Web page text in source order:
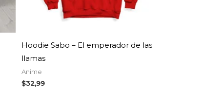
Hoodie Sabo – El emperador de las
llamas
Anime
$32,99